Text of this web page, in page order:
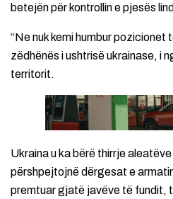
betejën për kontrollin e pjesës
“Ne nuk kemi humbur pozicionet
zëdhënës i ushtrisë ukrainase, i
territorit.
Ukraina u ka bërë thirrje
përshpejtojnë dërgesat e
premtuar gjatë javëve të fundit,